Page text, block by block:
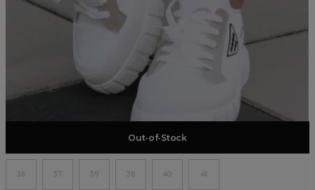
Add to basket
Out-of-Stock
36 37 39 38 40 41